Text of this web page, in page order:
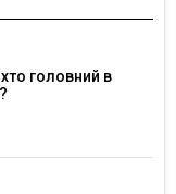
головний в